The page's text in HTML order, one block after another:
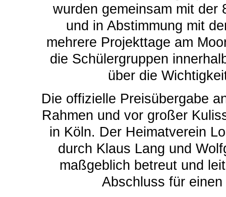
wurden gemeinsam mit der
und in Abstimmung mit
mehrere Projekttage am
die Schülergruppen
über die
Die offizielle Preisübergabe
Rahmen und vor großer
in Köln. Der Heimatverein
durch Klaus Lang und
maßgeblich betreut und
Abschluss für